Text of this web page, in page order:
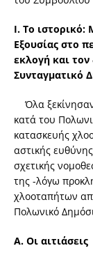
Ι. Το ιστορικό:
Εξουσίας στο
εκλογή και
Συνταγματικό
Όλα
κατά του
κατασκευής
αστικής
σχετικής
της -λόγω
χλοοταπήτων
Πολωνικό
Α. Οι αιτιάσεις